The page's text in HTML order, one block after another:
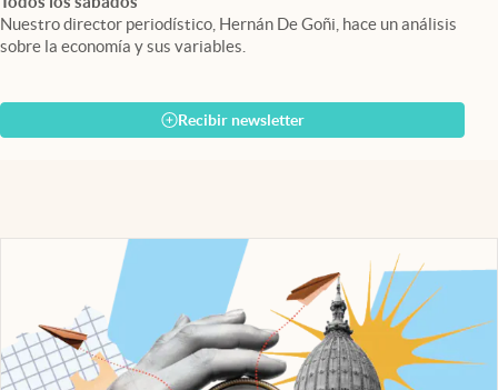
Nuestro director periodístico, Hernán De Goñi, hace un análisis
sobre la economía y sus variables.
Recibir newsletter